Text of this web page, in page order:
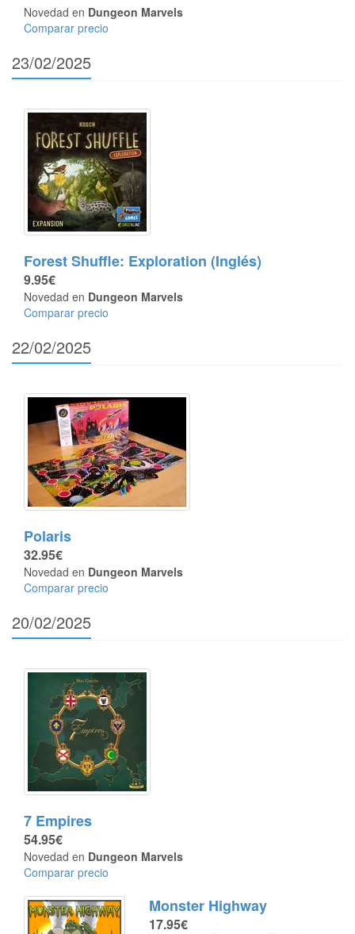
Novedad en Dungeon Marvels
Comparar precio
23/02/2025
Forest Shuffle: Exploration (Inglés)
9.95€
Novedad en Dungeon Marvels
Comparar precio
22/02/2025
Polaris
32.95€
Novedad en Dungeon Marvels
Comparar precio
20/02/2025
7 Empires
54.95€
Novedad en Dungeon Marvels
Comparar precio
Monster Highway
17.95€